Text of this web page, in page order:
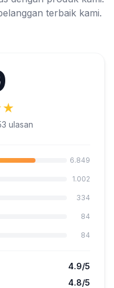
terbaik kami.
★
ulasan
6.849
1.002
334
84
84
4.9/5
4.8/5